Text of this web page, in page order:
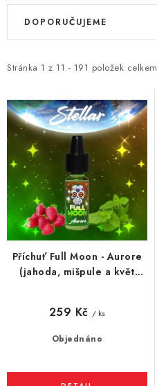
V
i
p
d
u
k
t
ů
Stránka 1 z 11 - 191 položek celkem
Ř
e
í
p
o
d
u
k
t
ů
DOPORUČUJEME
Příchuť Full Moon - Aurore
(jahoda, mišpule a květ
Objednáno
259 Kč / ks